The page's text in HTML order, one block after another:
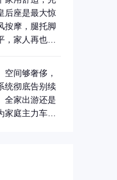
后座是最大惊
按摩，腿托脚
家人再也不
间够奢侈，
统彻底告别续
全家出游还是
庭主力车，